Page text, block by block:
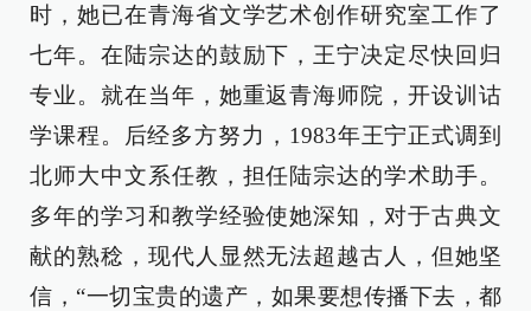
时，她已在青海省文学艺术创作研究室工作了
七年。在陆宗达的鼓励下，王宁决定尽快回归
专业。就在当年，她重返青海师院，开设训诂
学课程。后经多方努力，1983年王宁正式调到
北师大中文系任教，担任陆宗达的学术助手。
多年的学习和教学经验使她深知，对于古典文
献的熟稔，现代人显然无法超越古人，但她坚
信，“一切宝贵的遗产，如果要想传播下去，都